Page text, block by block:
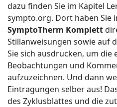
dazu finden Sie im Kapitel
sympto.org. Dort haben Sie
SymptoTherm Komplett
Stillanweisungen sowie auf
Sie sich ausdrucken, um die
Beobachtungen und
aufzuzeichnen. Und dann
Eintragungen selber aus!
des Zyklusblattes und die